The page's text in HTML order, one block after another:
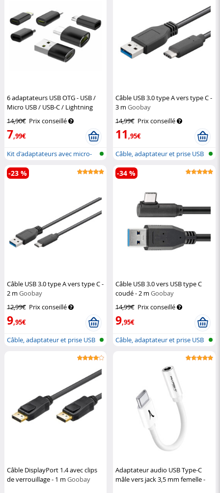
6 adaptateurs USB OTG - USB /
Micro USB / USB-C / Lightning
14,90€ Prix conseillé
7,99€
Kit d'adaptateurs avec micro-
USB, U...
Câble USB 3.0 type A vers type C -
3 mGoobay
14,99€ Prix conseillé
11,95€
Câble, adaptateur et prise USB
type...
Câble USB 3.0 type A vers type C -
2 m Goobay
12,99€ Prix conseillé
9,95€
-23 %
Câble, adaptateur et prise USB
Câble USB 3.0 vers USB type C
coudé - 2 mGoobay
14,99€ Prix conseillé
9,95€
-34 %
Câble, adaptateur et prise USB
Câble DisplayPort 1.4 avec clips
de verrouillage - 1 m Goobay
Adaptateur audio USB Type-C
mâle vers jack 3,5 mm femelle -